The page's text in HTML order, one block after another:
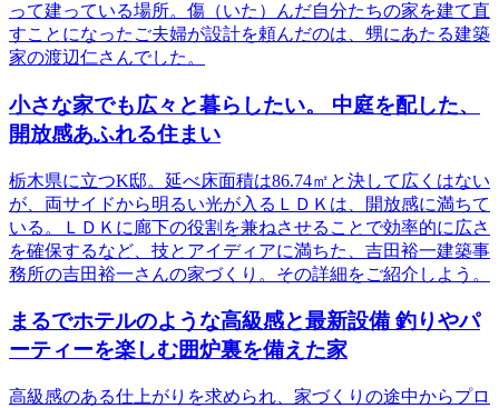
って建っている場所。傷（いた）んだ自分たちの家を建て直
すことになったご夫婦が設計を頼んだのは、甥にあたる建築
家の渡辺仁さんでした。
小さな家でも広々と暮らしたい。 中庭を配した、
開放感あふれる住まい
栃木県に立つK邸。延べ床面積は86.74㎡と決して広くはない
が、両サイドから明るい光が入るＬＤＫは、開放感に満ちて
いる。ＬＤＫに廊下の役割を兼ねさせることで効率的に広さ
を確保するなど、技とアイディアに満ちた、吉田裕一建築事
務所の吉田裕一さんの家づくり。その詳細をご紹介しよう。
まるでホテルのような高級感と最新設備 釣りやパ
ーティーを楽しむ囲炉裏を備えた家
高級感のある仕上がりを求められ、家づくりの途中からプロ